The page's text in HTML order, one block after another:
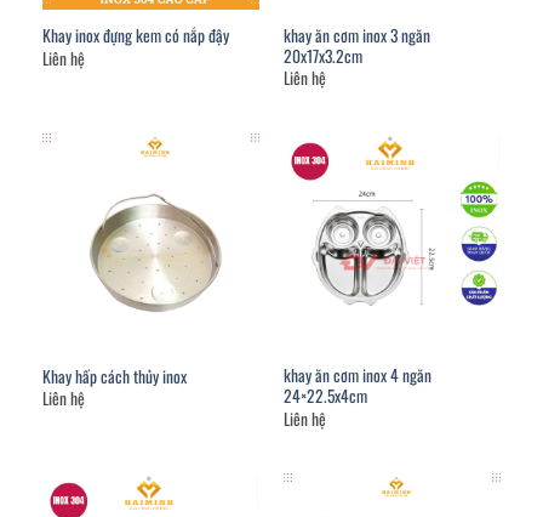
Khay inox đựng kem có nắp đậy
Liên hệ
khay ăn cơm inox 3 ngăn
20x17x3.2cm
Liên hệ
Khay hấp cách thủy inox
Liên hệ
khay ăn cơm inox 4 ngăn
24×22.5x4cm
Liên hệ